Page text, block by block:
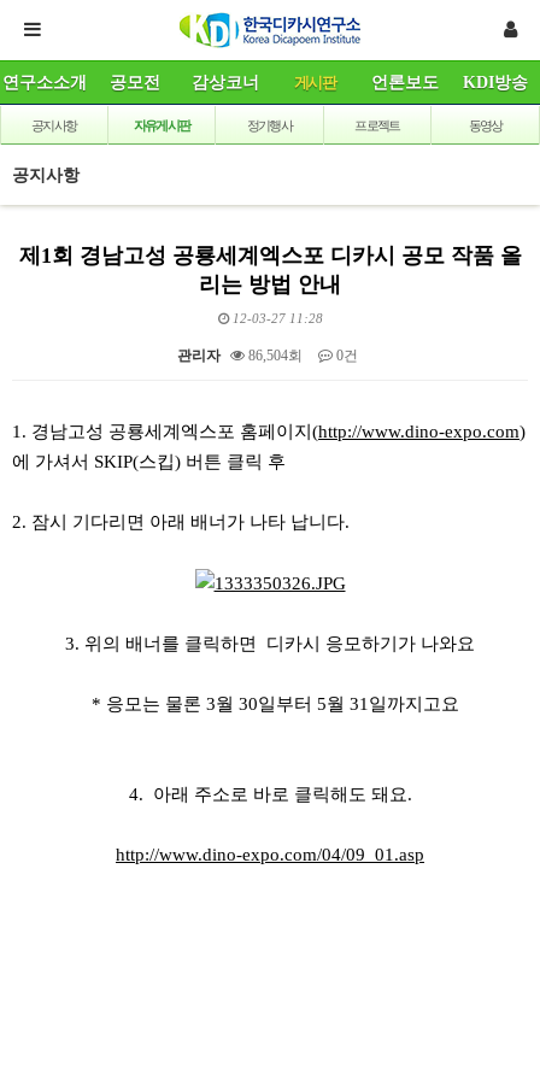
연구소소개 공모전 감상코너 게시판 언론보도 KDI방송
공지사항 자유게시판 정기행사 프로젝트 동영상
공지사항
제1회 경남고성 공룡세계엑스포 디카시 공모 작품 올
리는 방법 안내
12-03-27 11:28
관리자 86,504회 0건
1. 경남고성 공룡세계엑스포 홈페이지(http://www.dino-expo.com)
에 가셔서 SKIP(스킵) 버튼 클릭 후
2. 잠시 기다리면 아래 배너가 나타 납니다.
3. 위의 배너를 클릭하면 디카시 응모하기가 나와요
* 응모는 물론 3월 30일부터 5월 31일까지고요
4. 아래 주소로 바로 클릭해도 돼요.
http://www.dino-expo.com/04/09_01.asp